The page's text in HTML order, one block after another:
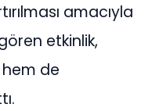
amacıyla
etkinlik,
de